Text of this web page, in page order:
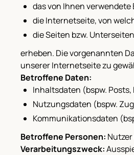
das von Ihnen
die Internetseite, von
die Seiten bzw.
erheben. Die vorgenannten
unserer Internetseite zu
Betroffene Daten:
Inhaltsdaten (bspw. Posts,
Nutzungsdaten (bspw.
Kommunikationsdaten
Betroffene Personen:
Verarbeitungszweck: